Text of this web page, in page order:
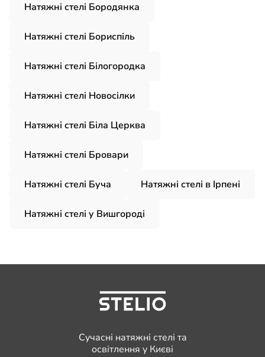
Натяжні стелі Бородянка
Натяжні стелі Бориспіль
Натяжні стелі Білогородка
Натяжні стелі Новосілки
Натяжні стелі Біла Церква
Натяжні стелі Бровари
Натяжні стелі Буча Натяжні стелі в Ірпені
Натяжні стелі у Вишгородi
Сучасні натяжні стелі та
освітлення у Києві